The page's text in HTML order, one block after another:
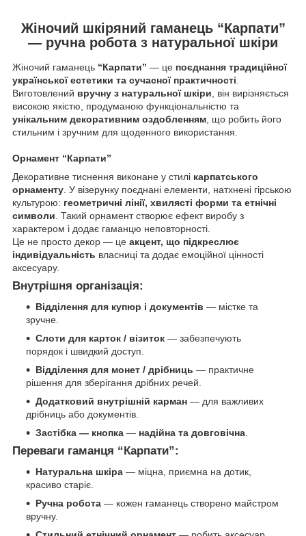
Жіночий шкіряний гаманець “Карпати”
— ручна робота з натуральної шкіри
Жіночий гаманець “Карпати” — це поєднання традиційної
української естетики та сучасної практичності
Виготовлений вручну з натуральної шкіри , він вирізняється
високою якістю, продуманою функціональністю та
унікальним декоративним оздобленням , що робить його
стильним і зручним для щоденного використання.
Орнамент “Карпати”
Декоративне тиснення виконане у стилі карпатського
орнаменту . У візерунку поєднані елементи, натхнені гірською
культурою: геометричні лінії, хвилясті форми та етнічні
символи . Такий орнамент створює ефект виробу з
характером і додає гаманцю неповторності.
Це не просто декор — це акцент, що підкреслює
індивідуальність власниці та додає емоційної цінності
аксесуару.
Внутрішня організація:
Відділення для купюр і документів — містке та
зручне.
Слоти для карток / візиток — забезпечують
порядок і швидкий доступ.
Відділення для монет / дрібниць — практичне
рішення для зберігання дрібних речей.
Додатковий внутрішній карман — для важливих
дрібниць або документів.
Застібка — кнопка — надійна та довговічна
Переваги гаманця “Карпати”:
Натуральна шкіра — міцна, приємна на дотик,
красиво старіє.
Ручна робота — кожен гаманець створено майстром
вручну.